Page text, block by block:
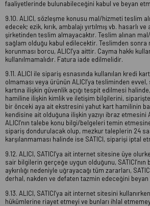
faaliyetlerinde bulunabileceğini kabul ve beyan
9.10. ALICI, sözleşme konusu mal/hizmeti teslim
edecek; ezik, kırık, ambalajı yırtılmış vb. hasarlı
şirketinden teslim almayacaktır. Teslim alınan
sağlam olduğu kabul edilecektir. Teslimden sonra
korunması borcu, ALICI’ya aittir. Cayma hakkı
kullanılmamalıdır. Fatura iade edilmelidir.
9.11. ALICI ile sipariş esnasında kullanılan kredi
olmaması veya ürünün ALICI’ya tesliminden
kartına ilişkin güvenlik açığı tespit edilmesi
hamiline ilişkin kimlik ve iletişim bilgilerini, siparişte
bir önceki aya ait ekstresini yahut kart hamilinin
kendisine ait olduğuna ilişkin yazıyı ibraz etmesini
ALICI’nın talebe konu bilgi/belgeleri temin
sipariş dondurulacak olup, mezkur taleplerin 24
karşılanmaması halinde ise SATICI, siparişi iptal
9.12. ALICI, SATICI’ya ait internet sitesine üye
sair bilgilerin gerçeğe uygun olduğunu,
aykırılığı nedeniyle uğrayacağı tüm zararları,
derhal, nakden ve defaten tazmin edeceğini
9.13. ALICI, SATICI’ya ait internet sitesini
hükümlerine riayet etmeyi ve bunları ihlal